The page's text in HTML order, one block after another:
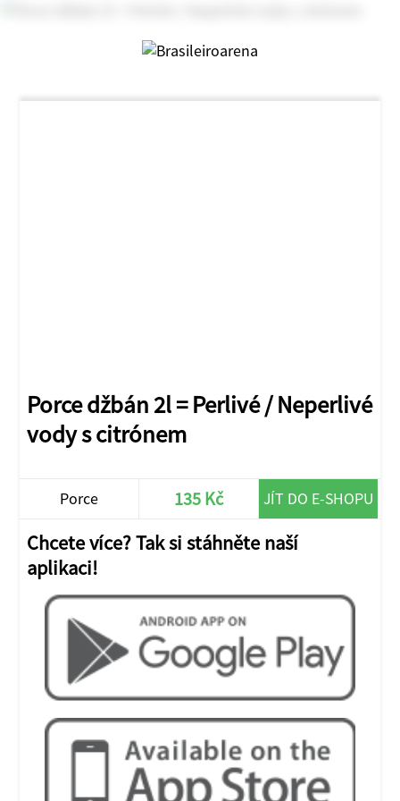
Porce džbán 2l = Perlivé / Neperlivé
vody s citrónem
Porce 135 Kč JÍT DO E-SHOPU
Chcete více? Tak si stáhněte naší
aplikaci!